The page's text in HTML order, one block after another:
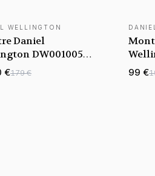
WELLINGTON
Daniel
DW00100583
Lumine
Or Rose
€179 € 99 €